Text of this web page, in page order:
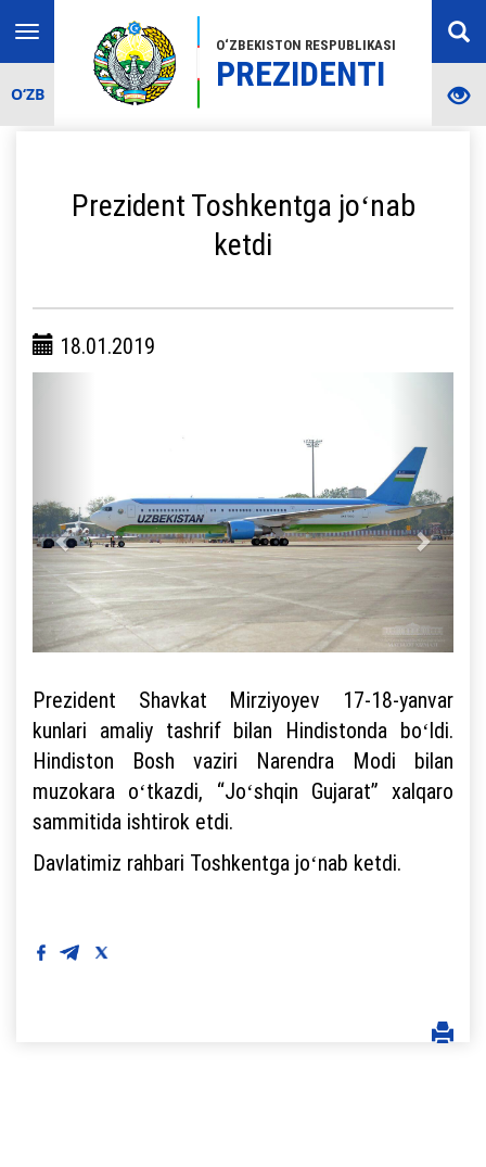
O‘ZBEKISTON RESPUBLIKASI
PREZIDENTI
Toggle
navigation
O‘ZB
Prezident Toshkentga joʻnab
ketdi
18.01.2019
Prezident Shavkat Mirziyoyev 17-18-yanvar
kunlari amaliy tashrif bilan Hindistonda boʻldi.
Hindiston Bosh vaziri Narendra Modi bilan
muzokara oʻtkazdi, “Joʻshqin Gujarat” xalqaro
sammitida ishtirok etdi.
Davlatimiz rahbari Toshkentga joʻnab ketdi.